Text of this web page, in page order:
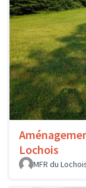
Lochois
MFR du